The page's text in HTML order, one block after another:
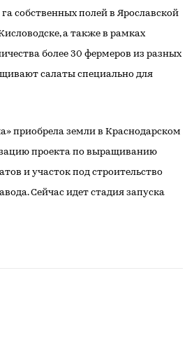
собственных полей в Ярославской
а также в рамках
более 30 фермеров из разных
салаты специально для
приобрела земли в Краснодарском
проекта по выращиванию
и участок под строительство
Сейчас идет стадия запуска